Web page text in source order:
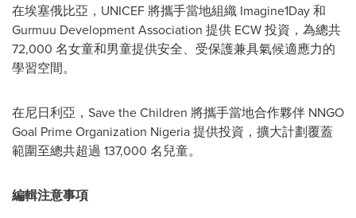
在埃塞俄比亞，UNICEF 將攜手當地組織 Imagine1Day 和
Gurmuu Development Association 提供 ECW 投資，為總共
72,000 名女童和男童提供安全、受保護兼具氣候適應力的
學習空間。
在尼日利亞，Save the Children 將攜手當地合作夥伴 NNGO
Goal Prime Organization Nigeria 提供投資，擴大計劃覆蓋
範圍至總共超過 137,000 名兒童。
編輯注意事項